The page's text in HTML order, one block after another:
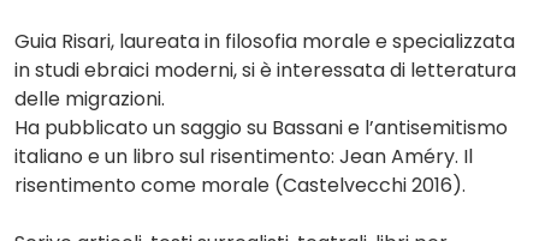
Guia Risari, laureata in filosofia morale e specializzata
in studi ebraici moderni, si è interessata di letteratura
delle migrazioni.
Ha pubblicato un saggio su Bassani e l’antisemitismo
italiano e un libro sul risentimento: Jean Améry. Il
risentimento come morale (Castelvecchi 2016).